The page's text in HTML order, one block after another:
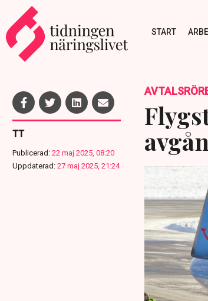
START
TT
Publicerad: 22 maj 2025, 08:20
Uppdaterad: 27 maj 2025, 21:24